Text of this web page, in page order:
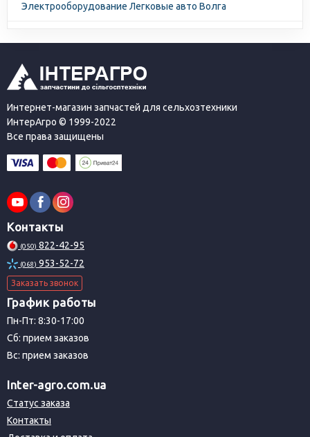
Электрооборудование Легковые авто Волга
Интернет-магазин запчастей для сельхозтехники
ИнтерАгро © 1999-2022
Все права защищены
Контакты
(050) 822-42-95
(068) 953-52-72
Заказать звонок
График работы
Пн-Пт: 8:30-17:00
Сб: прием заказов
Вс: прием заказов
Inter-agro.com.ua
Статус заказа
Контакты